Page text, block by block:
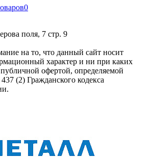
0
поля, 7 стр. 9
на то, что данный сайт носит
характер и ни при каких
публичной офертой, определяемой
(2) Гражданского кодекса